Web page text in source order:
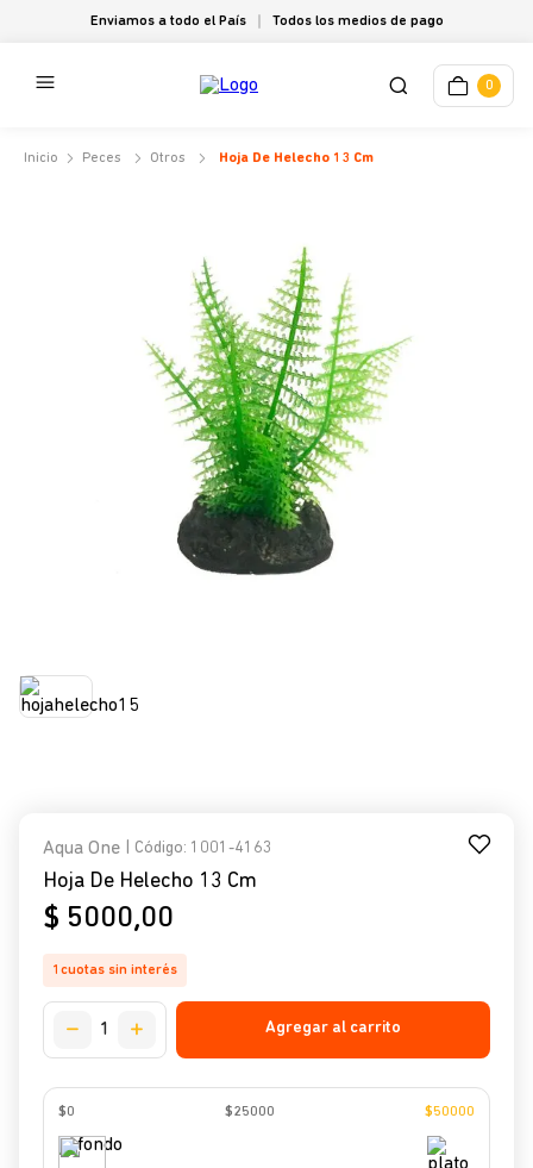
Enviamos a todo el País Todos los medios de pago
0
Peces Otros Hoja De Helecho 13 Cm
Aqua One | Código: 1001-4163
Hoja De Helecho 13 Cm
$ 5000,00
1 cuotas sin interés
Agregar al carrito
$0 $25000 $50000